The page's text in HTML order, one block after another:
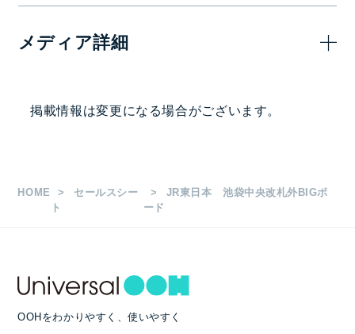
7日(1週間) 14日(2週間)
— 1,800,000
メディア詳細
縦2.20m×横4.70m 1面
7日/14日/21日/28日
掲載情報は変更になる場合がございます。
HOME
セールスシー
ト
JR東日本 池袋中央改札外BIGボ
ード
OOHをわかりやすく、使いやすく